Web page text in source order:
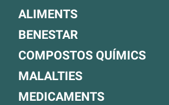
ALIMENTS
BENESTAR
COMPOSTOS QUÍMICS
MALALTIES
MEDICAMENTS